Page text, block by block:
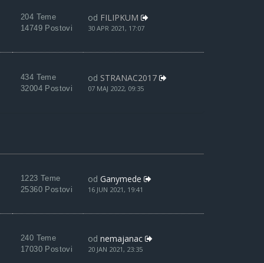
204 Teme
14749 Postovi
od FILIPKUM
30 APR 2021, 17:07
434 Teme
32004 Postovi
od STRANAC2017
07 MAJ 2022, 09:35
1223 Teme
25360 Postovi
od Ganymede
16 JUN 2021, 19:41
240 Teme
17030 Postovi
od nemajanac
20 JAN 2021, 23:35